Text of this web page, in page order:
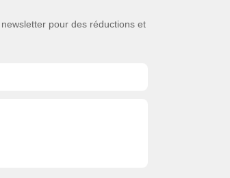
pour des réductions et